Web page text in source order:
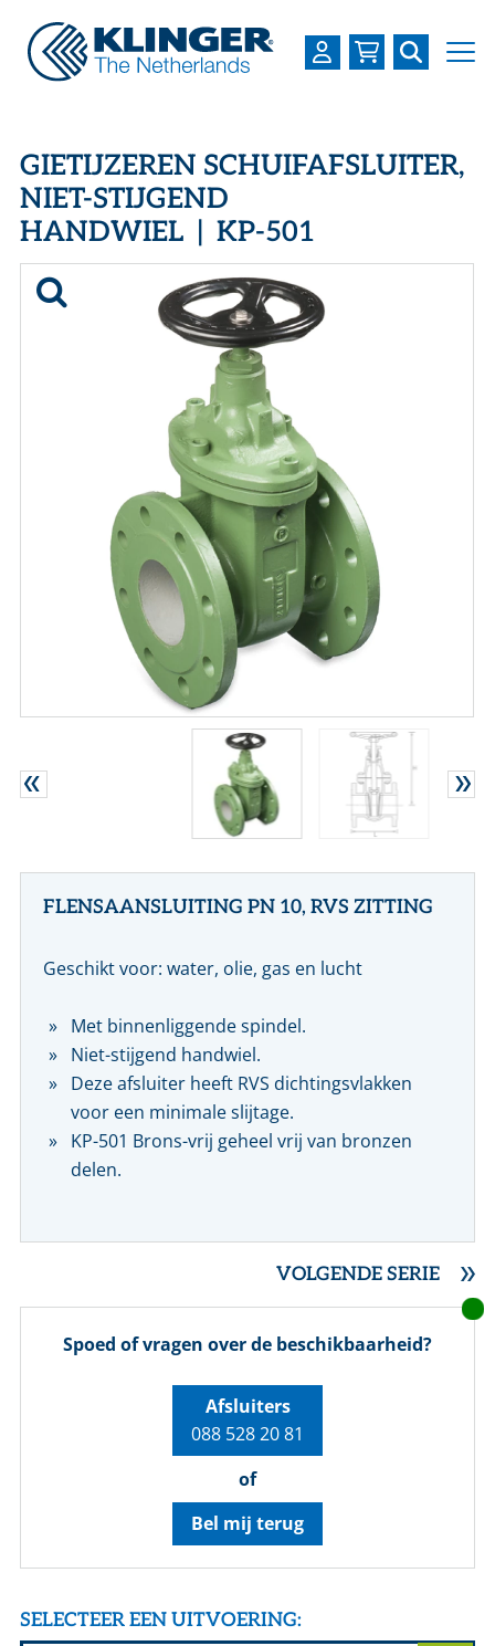
PRODUCTEN
INDUSTRIEËN
SERVICES
CONTACT
GIETIJZEREN SCHUIFAFSLUITER,
NIET-STIJGEND
HANDWIEL | KP-501
FLENSAANSLUITING PN 10, RVS ZITTING
Geschikt voor: water, olie, gas en lucht
Met binnenliggende spindel.
Niet-stijgend handwiel.
Deze afsluiter heeft RVS dichtingsvlakken
voor een minimale slijtage.
KP-501 Brons-vrij geheel vrij van bronzen
delen.
VOLGENDE SERIE
Spoed of vragen over de beschikbaarheid?
Afsluiters
088 528 20 81
of
Bel mij terug
SELECTEER EEN UITVOERING: